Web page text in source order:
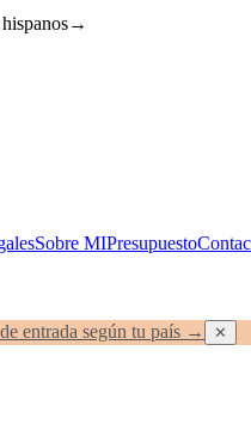
→
Sobre MIPresupuesto
entrada según tu país → ✕